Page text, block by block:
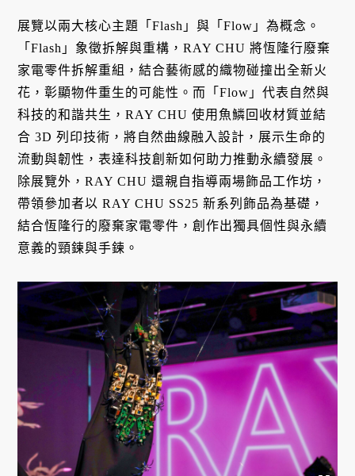
展覽以兩大核心主題「Flash」與「Flow」為概念。
「Flash」象徵拆解與重構，RAY CHU 將恆隆行廢棄
家電零件拆解重組，結合藝術感的織物碰撞出全新火
花，彰顯物件重生的可能性。而「Flow」代表自然與
科技的和諧共生，RAY CHU 使用魚鱗回收材質並結
合 3D 列印技術，將自然曲線融入設計，展示生命的
流動與韌性，表達科技創新如何助力推動永續發展。
除展覽外，RAY CHU 還親自指導兩場飾品工作坊，
帶領參加者以 RAY CHU SS25 新系列飾品為基礎，
結合恆隆行的廢棄家電零件，創作出獨具個性與永續
意義的頸鍊與手鍊。